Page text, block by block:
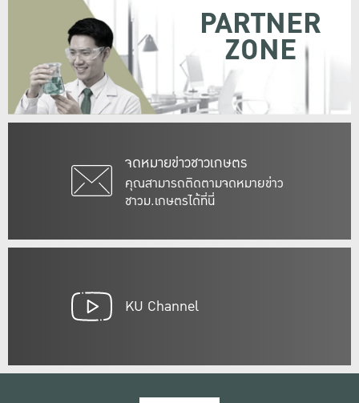
จดหมายข่าวชาวเกษตร
คุณสามารถติดตามจดหมายข่าว
ชาวม.เกษตรได้ที่นี่
PARTNER
ZONE
KU Channel